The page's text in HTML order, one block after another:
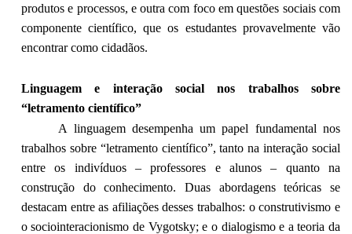
produtos e processos, e outra com foco em questões sociais com
componente científico, que os estudantes provavelmente vão
encontrar como cidadãos.
Linguagem e interação social nos trabalhos sobre
“letramento científico”
A linguagem desempenha um papel fundamental nos
trabalhos sobre “letramento científico”, tanto na interação social
entre os indivíduos – professores e alunos – quanto na
construção do conhecimento. Duas abordagens teóricas se
destacam entre as afiliações desses trabalhos: o construtivismo e
o sociointeracionismo de Vygotsky; e o dialogismo e a teoria da